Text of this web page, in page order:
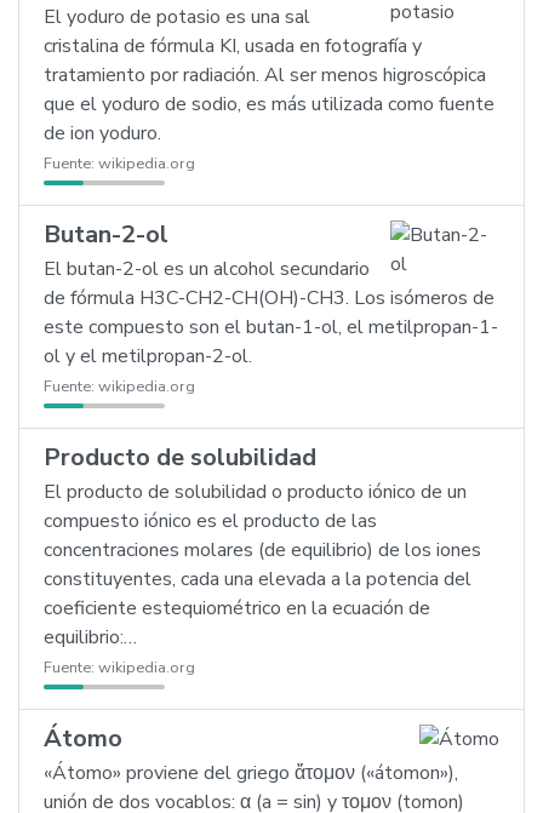
El yoduro de potasio es una sal
cristalina de fórmula KI, usada en fotografía y
tratamiento por radiación. Al ser menos higroscópica
que el yoduro de sodio, es más utilizada como fuente
de ion yoduro.
Fuente: wikipedia.org
Butan-2-ol
El butan-2-ol es un alcohol secundario
de fórmula H3C-CH2-CH(OH)-CH3. Los isómeros de
este compuesto son el butan-1-ol, el metilpropan-1-
ol y el metilpropan-2-ol.
Fuente: wikipedia.org
Producto de solubilidad
El producto de solubilidad o producto iónico de un
compuesto iónico es el producto de las
concentraciones molares (de equilibrio) de los iones
constituyentes, cada una elevada a la potencia del
coeficiente estequiométrico en la ecuación de
equilibrio:…
Fuente: wikipedia.org
Átomo
«Átomo» proviene del griego ἄτομον («átomon»),
unión de dos vocablos: α (a = sin) y τομον (tomon)